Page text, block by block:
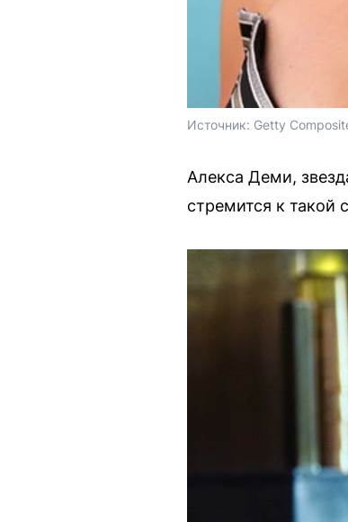
Источник: Getty
Алекса Деми,
стремится к такой